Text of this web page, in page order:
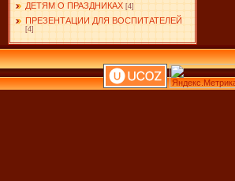
ДЕТЯМ О ПРАЗДНИКАХ [4]
ПРЕЗЕНТАЦИИ ДЛЯ ВОСПИТАТЕЛЕЙ
[4]